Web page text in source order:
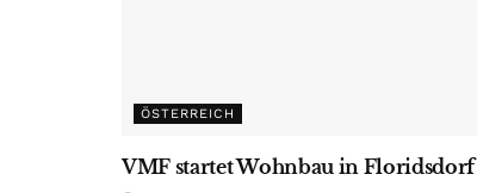
ÖSTERREICH
VMF startet Wohnbau in Floridsdorf